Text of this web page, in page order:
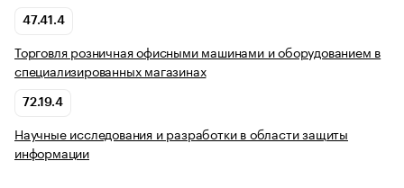
47.41.4
Торговля розничная офисными машинами и оборудованием в
специализированных магазинах
72.19.4
Научные исследования и разработки в области защиты
информации